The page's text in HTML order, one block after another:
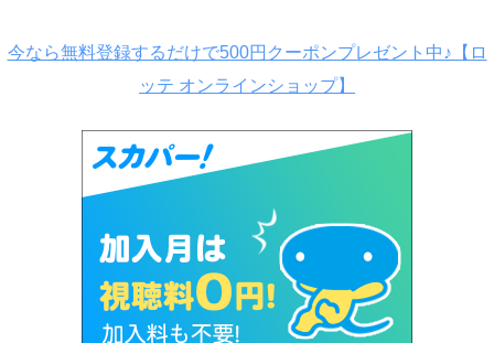
今なら無料登録するだけで500円クーポンプレゼント中♪【ロ
ッテ オンラインショップ】